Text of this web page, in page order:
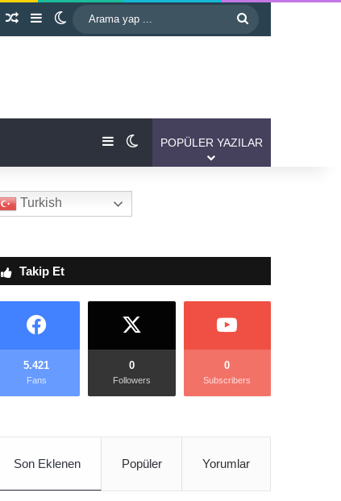
Kayıt OlRastgele Makale
Kenar Bölmesi
Dış görünümü değiştir
Kenar Bölmesi
Dış görünümü değiştir
POPÜLER YAZILAR
Turkish
Takip Et
5.421
Fans
0
Followers
0
Subscribers
Son Eklenen Popüler Yorumlar